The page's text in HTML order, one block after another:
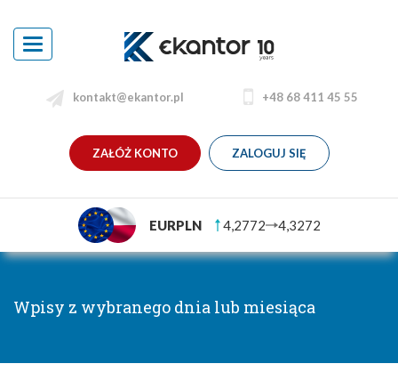
Toggle
navigation
kontakt@ekantor.pl +48 68 411 45 55
ZAŁÓŻ KONTO ZALOGUJ SIĘ
EURPLN 4,2772 4,3272
Wpisy z wybranego dnia lub miesiąca